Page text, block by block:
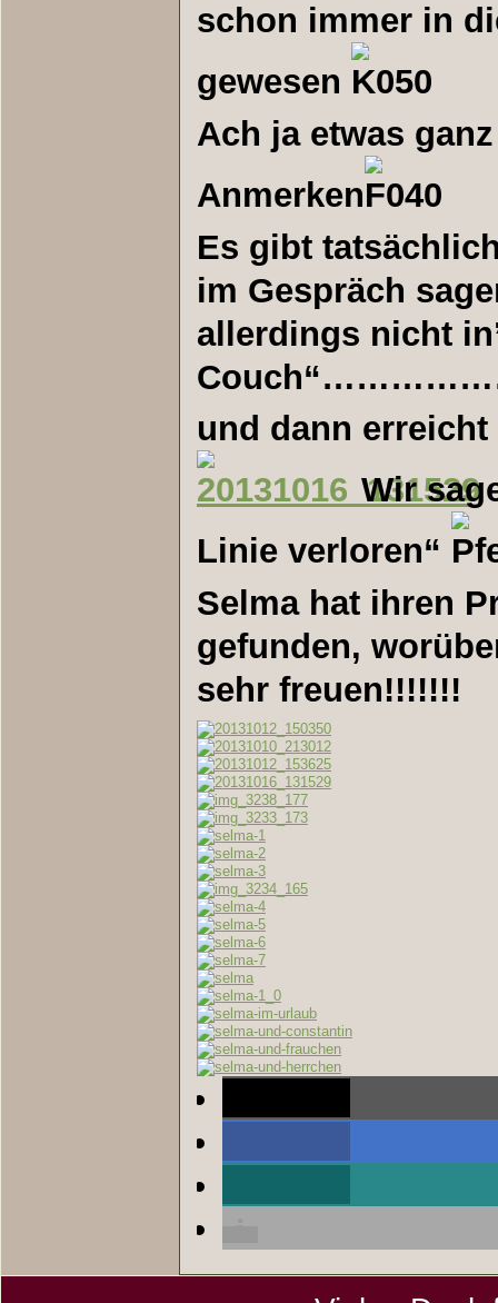
schon immer in
gewesen
Ach ja etwas
Anmerken
Es gibt
im Gespräch
allerdings nicht
und dann
Wir
Linie verloren“
Selma hat ihren
gefunden,
sehr freuen!!!!!!!